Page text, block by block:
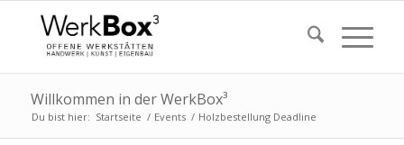
Willkommen in der WerkBox³
Du bist hier: Startseite / Events / Holzbestellung Deadline